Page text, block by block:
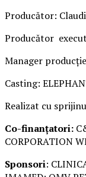
Producător:
Producător
Manager
Casting:
Realizat cu
Co-finanțatori:
CORPORATION
Sponsori: